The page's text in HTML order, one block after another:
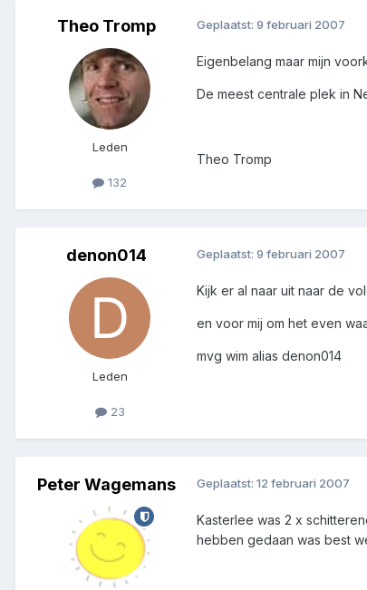
Theo Tromp
Leden
132
Geplaatst: 9 februari 2007
Eigenbelang maar mijn
De meest centrale plek in
Theo Tromp
denon014
Leden
23
Geplaatst: 9 februari 2007
Kijk er al naar uit naar de
en voor mij om het even
mvg wim alias denon014
Peter Wagemans Geplaatst: 12 februari 2007
Kasterlee was 2 x
hebben gedaan was best